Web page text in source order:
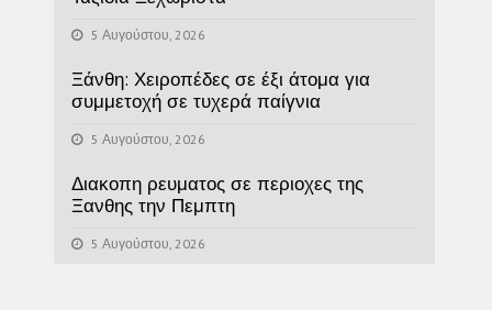
5 Αυγούστου, 2026
Ξάνθη: Χειροπέδες σε έξι άτομα για
συμμετοχή σε τυχερά παίγνια
5 Αυγούστου, 2026
Διακοπη ρευματος σε περιοχες της
Ξανθης την Πεμπτη
5 Αυγούστου, 2026